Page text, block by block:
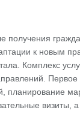
получения
к новым
Комплекс
планирование
визиты,